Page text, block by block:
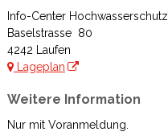
Info-Center Hochwasserschutz
Baselstrasse 80
4242 Laufen
Lageplan
Weitere Information
Nur mit Voranmeldung.